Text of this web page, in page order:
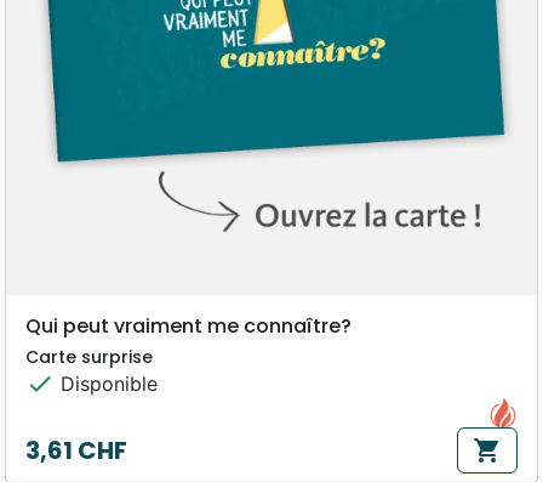
Qui peut vraiment me connaître?
Carte surprise
check Disponible
Prix
3,61 CHF shopping_cart